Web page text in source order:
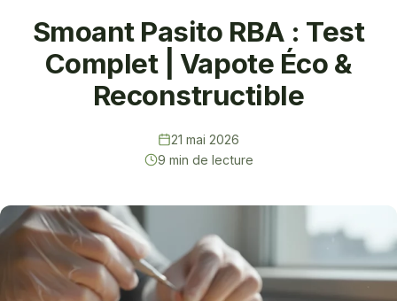
Smoant Pasito RBA : Test
Complet | Vapote Éco &
Reconstructible
21 mai 2026
9 min de lecture